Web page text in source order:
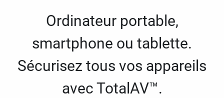
Ordinateur portable,
smartphone ou tablette.
Sécurisez tous vos appareils
avec TotalAV™.